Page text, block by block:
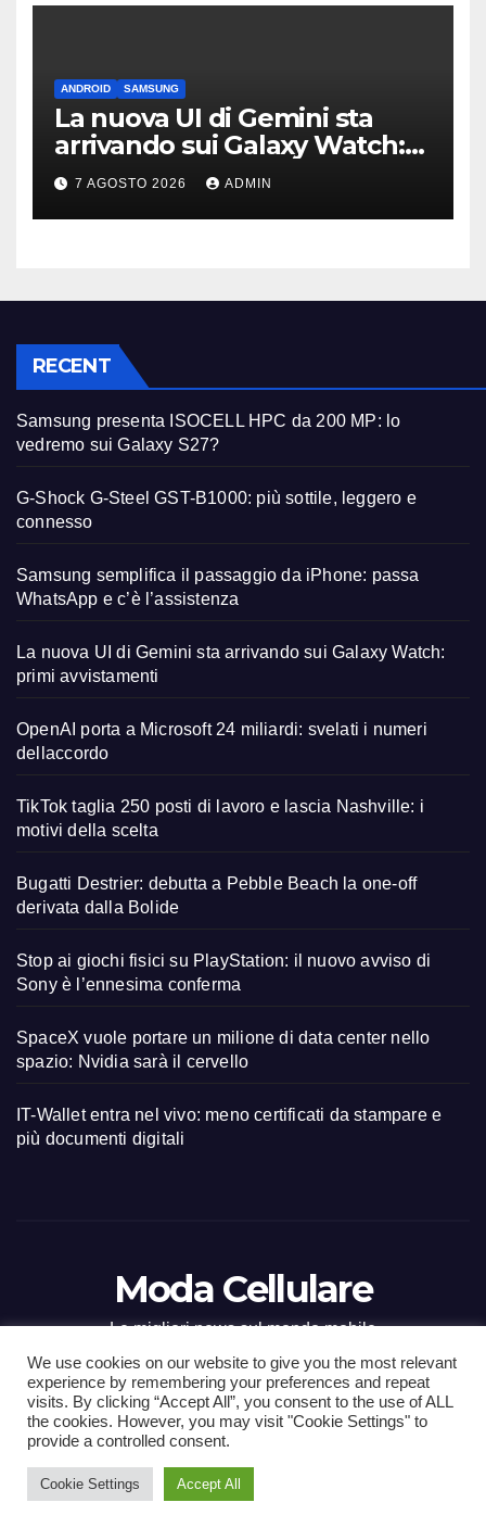
ANDROID SAMSUNG
La nuova UI di Gemini sta
arrivando sui Galaxy Watch:
primi avvistamenti
7 AGOSTO 2026 ADMIN
RECENT
Samsung presenta ISOCELL HPC da 200 MP: lo
vedremo sui Galaxy S27?
G-Shock G-Steel GST-B1000: più sottile, leggero e
connesso
Samsung semplifica il passaggio da iPhone: passa
WhatsApp e c’è l’assistenza
La nuova UI di Gemini sta arrivando sui Galaxy Watch:
primi avvistamenti
OpenAI porta a Microsoft 24 miliardi: svelati i numeri
dellaccordo
TikTok taglia 250 posti di lavoro e lascia Nashville: i
motivi della scelta
Bugatti Destrier: debutta a Pebble Beach la one-off
derivata dalla Bolide
Stop ai giochi fisici su PlayStation: il nuovo avviso di
Sony è l’ennesima conferma
SpaceX vuole portare un milione di data center nello
spazio: Nvidia sarà il cervello
IT-Wallet entra nel vivo: meno certificati da stampare e
più documenti digitali
Moda Cellulare
Le migliori news sul mondo mobile
Proudly powered by WordPress| Tema: Newsup diThemeansar
Home ContactCONTATTI
We use cookies on our website to give you the most relevant
experience by remembering your preferences and repeat
visits. By clicking “Accept All”, you consent to the use of ALL
the cookies. However, you may visit "Cookie Settings" to
provide a controlled consent.
Cookie Settings Accept All